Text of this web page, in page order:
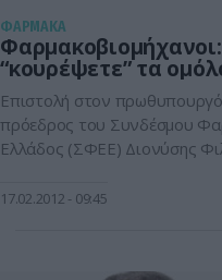
ΦΑΡΜΑΚΑ
“κουρέψετε” τα
Επιστολή στον
πρόεδρος του Συνδέσμου
Ελλάδος (ΣΦΕΕ) Διονύσης
ως αποπληρωμή των χρεών
17.02.2012 09:45